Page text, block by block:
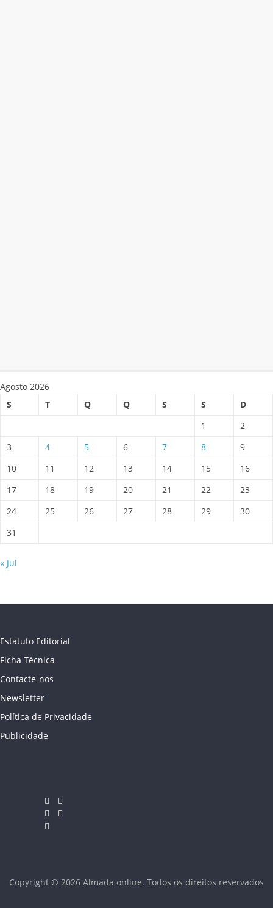
Agosto 2026
S
T Q Q S S
D
1
2
3
4 5 6 7 8
9
10
11 12 13 14 15
16
17
18 19 20 21 22
23
24
25 26 27 28 29
30
31
« Jul
Estatuto Editorial
Ficha Técnica
Contacte-nos
Newsletter
Política de Privacidade
Publicidade
Copyright © 2026 Almada online. Todos os direitos reservados